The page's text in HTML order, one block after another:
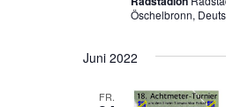
Öschelbronn,
Juni 2022
FR.